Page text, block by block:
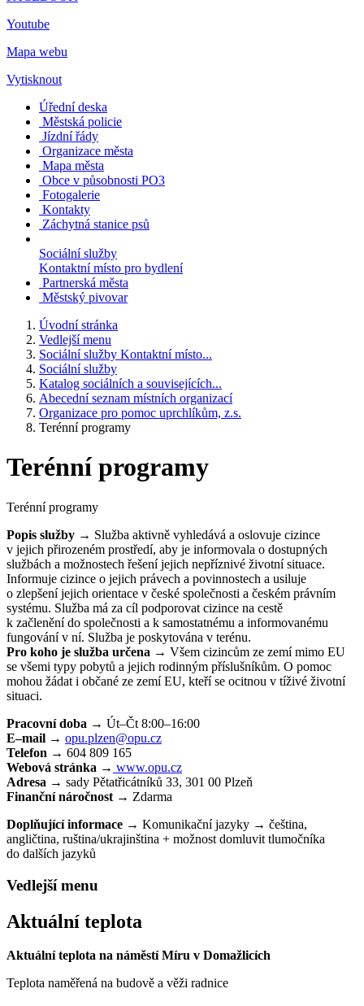
Youtube
Mapa webu
Vytisknout
Úřední deska
Městská policie
Jízdní řády
Organizace města
Mapa města
Obce v působnosti PO3
Fotogalerie
Kontakty
Záchytná stanice psů
Sociální služby
Kontaktní místo pro bydlení
Partnerská města
Městský pivovar
Úvodní stránka
Vedlejší menu
Sociální služby Kontaktní místo...
Sociální služby
Katalog sociálních a souvisejících...
Abecední seznam místních organizací
Organizace pro pomoc uprchlíkům, z.s.
Terénní programy
Terénní programy
Terénní programy
Popis služby → Služba aktivně vyhledává a oslovuje cizince
v jejich přirozeném prostředí, aby je informovala o dostupných
službách a možnostech řešení jejich nepříznivé životní situace.
Informuje cizince o jejich právech a povinnostech a usiluje
o zlepšení jejich orientace v české společnosti a českém právním
systému. Služba má za cíl podporovat cizince na cestě
k začlenění do společnosti a k samostatnému a informovanému
fungování v ní. Služba je poskytována v terénu.
Pro koho je služba určena → Všem cizincům ze zemí mimo EU
se všemi typy pobytů a jejich rodinným příslušníkům. O pomoc
mohou žádat i občané ze zemí EU, kteří se ocitnou v tíživé životní
situaci.
Pracovní doba → Út–Čt 8:00–16:00
E–mail → opu.plzen@opu.cz
Telefon → 604 809 165
Webová stránka → www.opu.cz
Adresa → sady Pětatřicátníků 33, 301 00 Plzeň
Finanční náročnost → Zdarma
Doplňující informace → Komunikační jazyky → čeština,
angličtina, ruština/ukrajinština + možnost domluvit tlumočníka
do dalších jazyků
Vedlejší menu
Aktuální teplota
Aktuální teplota na náměstí Míru v Domažlicích
Teplota naměřená na budově a věži radnice